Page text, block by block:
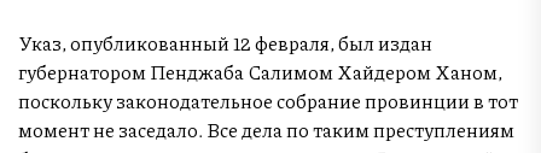
Указ, опубликованный 12 февраля, был издан
губернатором Пенджаба Салимом Хайдером Ханом,
поскольку законодательное собрание провинции в тот
момент не заседало. Все дела по таким преступлениям